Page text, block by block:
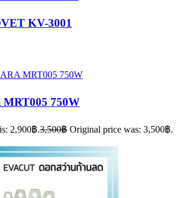
KV-3001
750W
2,900฿.3,500฿ Original price was: 3,500฿.